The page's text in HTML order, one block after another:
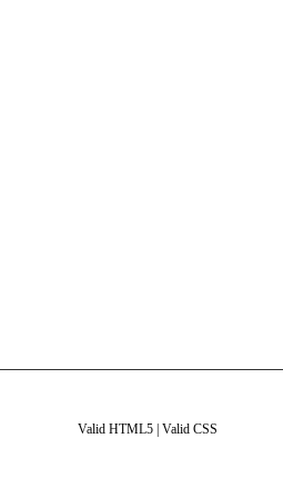
Valid HTML5 Valid CSS